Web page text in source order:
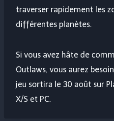
traverser rapidement les
différentes planètes.
Si vous avez hâte de
Outlaws, vous aurez
jeu sortira le 30 août sur
X/S et PC.